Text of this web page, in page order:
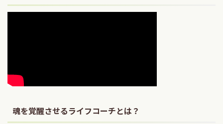
魂を覚醒させるライフコーチとは？